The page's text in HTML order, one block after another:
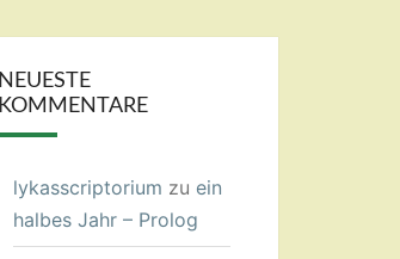
NEUESTE
KOMMENTARE
lykasscriptorium zu ein
halbes Jahr – Prolog